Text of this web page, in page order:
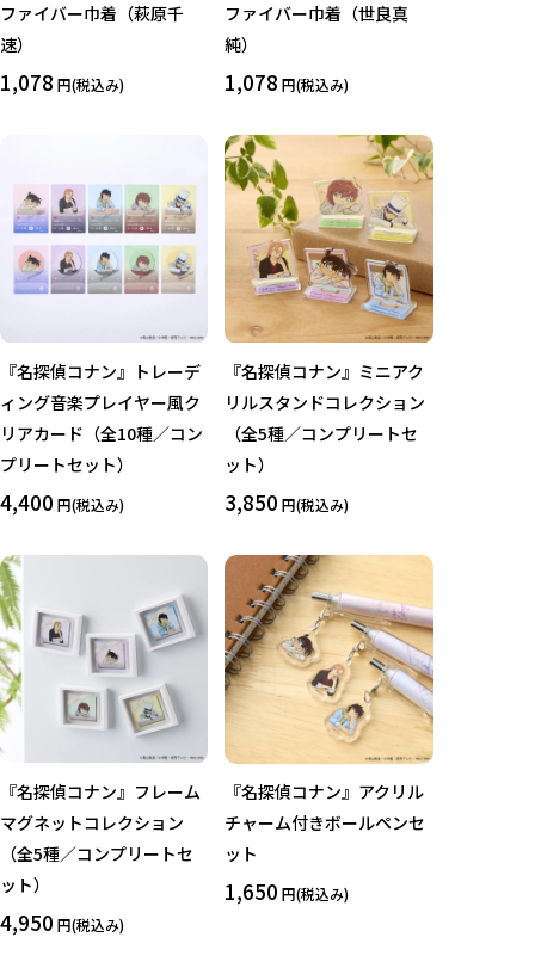
ファイバー巾着（萩原千
速）
1,078 円(税込み)
ファイバー巾着（世良真
純）
1,078 円(税込み)
『名探偵コナン』トレーデ
ィング音楽プレイヤー風ク
リアカード（全10種／コン
プリートセット）
4,400 円(税込み)
『名探偵コナン』ミニアク
リルスタンドコレクション
（全5種／コンプリートセ
ット）
3,850 円(税込み)
『名探偵コナン』フレーム
マグネットコレクション
（全5種／コンプリートセ
ット）
4,950 円(税込み)
『名探偵コナン』アクリル
チャーム付きボールペンセ
ット
1,650 円(税込み)